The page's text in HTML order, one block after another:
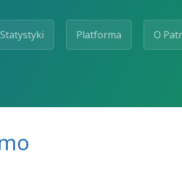
Statystyki Platforma O